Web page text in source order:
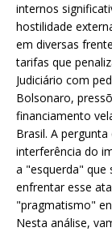
internos
hostilidade
em diversas
tarifas que
Judiciário com
Bolsonaro,
financiamento
Brasil. A
interferência do
a "esquerda" que
enfrentar esse
"pragmatismo"
Nesta análise,